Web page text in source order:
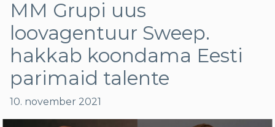
MM Grupi uus
loovagentuur Sweep.
hakkab koondama Eesti
parimaid talente
10. november 2021